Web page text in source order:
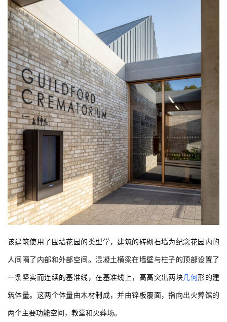
该建筑使用了围墙花园的类型学，建筑的砖砌石墙为纪念花园内的
人间隔了内部和外部空间。混凝土横梁在墙壁与柱子的顶部设置了
一条坚实而连续的基准线，在基准线上，高高突出两块几何形的建
筑体量。这两个体量由木材制成，并由锌板覆面，指向出火葬馆的
两个主要功能空间，教堂和火葬场。